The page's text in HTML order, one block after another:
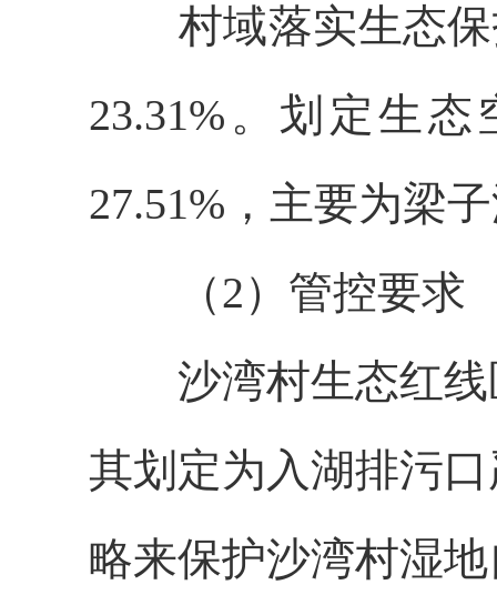
村域落实生态
23.31%。划定生
27.51%，主要为梁
（2）管控要求
沙湾村生态红
其划定为入湖排污
略来保护沙湾村湿